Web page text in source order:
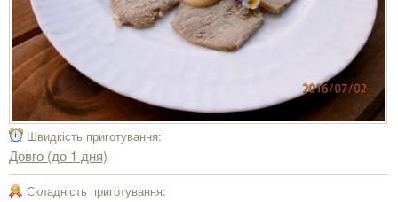
Швидкість приготування:
Довго (до 1 дня)
Складність приготування: